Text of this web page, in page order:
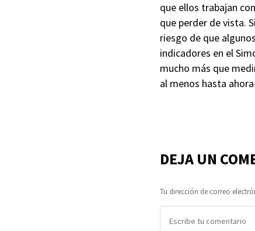
que ellos trabajan
que perder de vista.
riesgo de que
indicadores en el
mucho más que
al menos hasta
DEJA UN
Tu dirección de correo